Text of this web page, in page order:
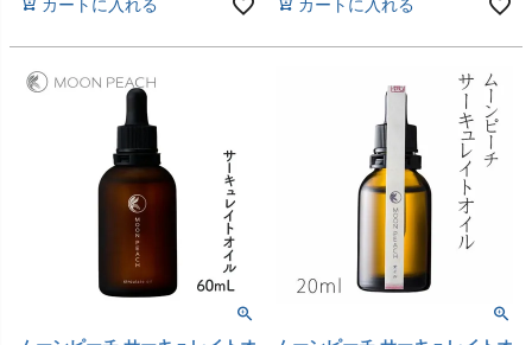
カートに入れる カートに入れる